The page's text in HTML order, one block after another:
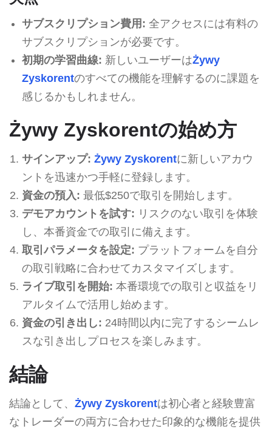
サブスクリプション費用: 全アクセスには有料の
サブスクリプションが必要です。
初期の学習曲線: 新しいユーザーはŻywy
Zyskorentのすべての機能を理解するのに課題を
感じるかもしれません。
Żywy Zyskorentの始め方
サインアップ: Żywy Zyskorentに新しいアカウ
ントを迅速かつ手軽に登録します。
資金の預入: 最低$250で取引を開始します。
デモアカウントを試す: リスクのない取引を体験
し、本番資金での取引に備えます。
取引パラメータを設定: プラットフォームを自分
の取引戦略に合わせてカスタマイズします。
ライブ取引を開始: 本番環境での取引と収益をリ
アルタイムで活用し始めます。
資金の引き出し: 24時間以内に完了するシームレ
スな引き出しプロセスを楽しみます。
結論
結論として、 Żywy Zyskorentは初心者と経験豊富
なトレーダーの両方に合わせた印象的な機能を提供